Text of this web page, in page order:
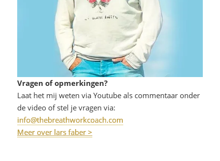
Vragen of opmerkingen?
Laat het mij weten via Youtube als commentaar onder
de video of stel je vragen via:
info@thebreathworkcoach.com
Meer over lars faber >